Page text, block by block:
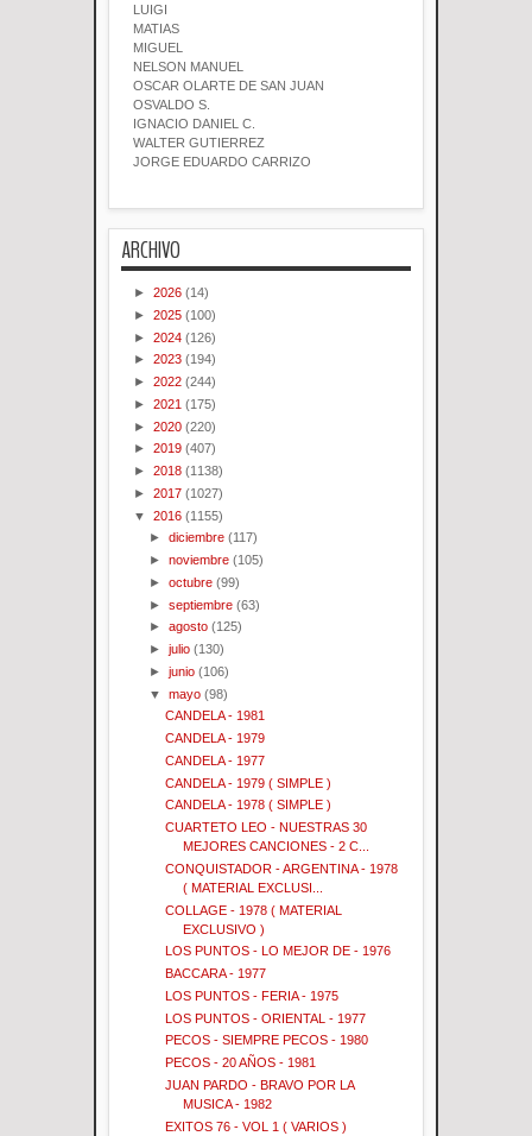
LUIGI
MATIAS
MIGUEL
NELSON MANUEL
OSCAR OLARTE DE SAN JUAN
OSVALDO S.
IGNACIO DANIEL C.
WALTER GUTIERREZ
JORGE EDUARDO CARRIZO
ARCHIVO
► 2026 (14)
► 2025 (100)
► 2024 (126)
► 2023 (194)
► 2022 (244)
► 2021 (175)
► 2020 (220)
► 2019 (407)
► 2018 (1138)
► 2017 (1027)
▼ 2016 (1155)
►diciembre (117)
►noviembre (105)
►octubre (99)
►septiembre (63)
►agosto (125)
►julio (130)
►junio (106)
▼mayo (98)
CANDELA - 1981
CANDELA - 1979
CANDELA - 1977
CANDELA - 1979 ( SIMPLE )
CANDELA - 1978 ( SIMPLE )
CUARTETO LEO - NUESTRAS 30
MEJORES CANCIONES - 2 C...
CONQUISTADOR - ARGENTINA - 1978
( MATERIAL EXCLUSI...
COLLAGE - 1978 ( MATERIAL
EXCLUSIVO )
LOS PUNTOS - LO MEJOR DE - 1976
BACCARA - 1977
LOS PUNTOS - FERIA - 1975
LOS PUNTOS - ORIENTAL - 1977
PECOS - SIEMPRE PECOS - 1980
PECOS - 20 AÑOS - 1981
JUAN PARDO - BRAVO POR LA
MUSICA - 1982
EXITOS 76 - VOL 1 ( VARIOS )